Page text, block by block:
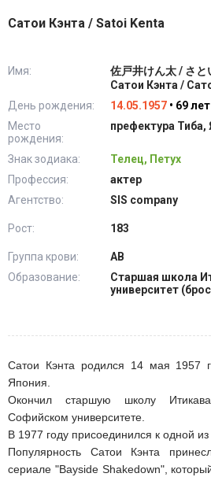
Сатои Кэнта / Satoi Kenta
Имя:
佐戸井けん太 / さ
Сатои Кэнта /
День рождения:
14.05.1957 • 69 лет
Место
рождения:
префектура Тиба,
Знак зодиака:
Телец, Петух
Профессия:
актер
Агентство:
SIS company
Рост: 183
Группа крови:
АВ
Образование:
Старшая школа
университет
Сатои Кэнта родился 14 мая 1957
Япония.
Окончил старшую школу
Софийском университете.
В 1977 году присоединился к одной из
Популярность Сатои Кэнта
сериале "Bayside Shakedown",